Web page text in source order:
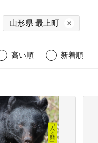
山形県 最上町
高い順 新着順